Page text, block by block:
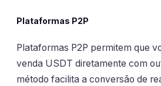
Plataformas P2P
Plataformas P2P permitem que
venda USDT diretamente com
método facilita a conversão de